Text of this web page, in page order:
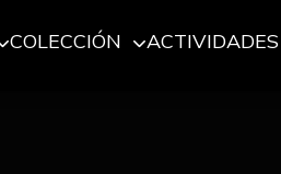
COLECCIÓN ACTIVIDADES